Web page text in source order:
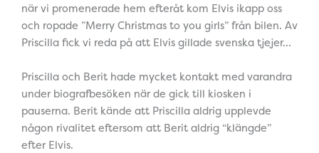
när vi promenerade hem efteråt kom Elvis ikapp oss
och ropade ”Merry Christmas to you girls” från bilen. Av
Priscilla fick vi reda på att Elvis gillade svenska tjejer…
Priscilla och Berit hade mycket kontakt med varandra
under biografbesöken när de gick till kiosken i
pauserna. Berit kände att Priscilla aldrig upplevde
någon rivalitet eftersom att Berit aldrig “klängde”
efter Elvis.